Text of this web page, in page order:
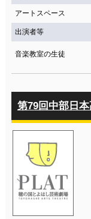
アートスペース
出演者等
音楽教室の生徒
第79回中部日